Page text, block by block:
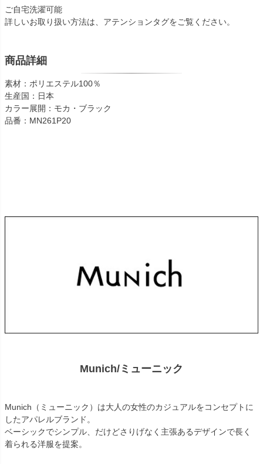
ご自宅洗濯可能
詳しいお取り扱い方法は、アテンションタグをご覧ください。
商品詳細
素材：ポリエステル100％
生産国：日本
カラー展開：モカ・ブラック
品番：MN261P20
Munich/ミューニック
Munich（ミューニック）は大人の女性のカジュアルをコンセプトに
したアパレルブランド。
ベーシックでシンプル、だけどさりげなく主張あるデザインで長く
着られる洋服を提案。